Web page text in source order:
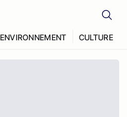
ENVIRONNEMENT CULTURE